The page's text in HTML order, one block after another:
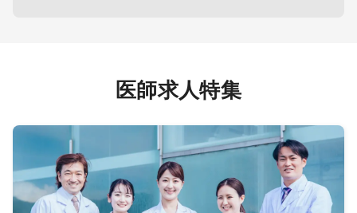
医師求人特集